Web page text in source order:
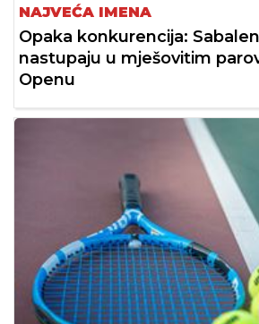
NAJVEĆA IMENA
Opaka konkurencija:
nastupaju u mješovitim
Openu